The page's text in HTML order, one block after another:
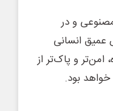
و در
عمیق انسانی
امن‌تر و پاک‌تر از
بود.